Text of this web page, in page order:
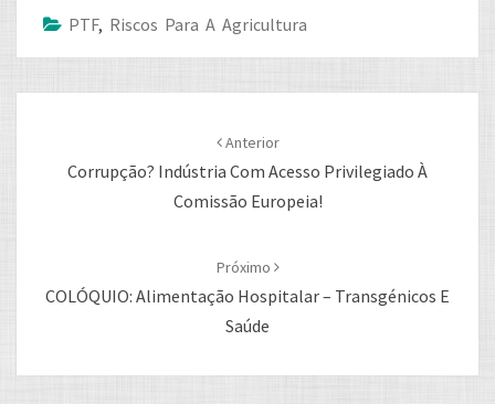
PTF, Riscos Para A Agricultura
Anterior
Corrupção? Indústria Com Acesso Privilegiado À
Comissão Europeia!
Próximo
COLÓQUIO: Alimentação Hospitalar – Transgénicos E
Saúde